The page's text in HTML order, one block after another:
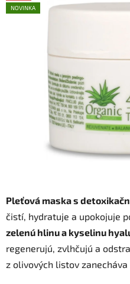
Pleťová maska s
čistí, hydratuje a upokojuje
zelenú hlinu a kyselinu
regenerujú, zvlhčujú a
z olivových listov
je
hviezdičiek.
NOVINKA